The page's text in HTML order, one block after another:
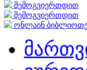
შემოგვიერთდით
შემოგვიერთდით
ონლაინ